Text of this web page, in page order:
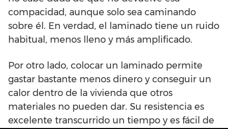
compacidad, aunque solo sea caminando
sobre él. En verdad, el laminado tiene un ruido
habitual, menos lleno y más amplificado.
Por otro lado, colocar un laminado permite
gastar bastante menos dinero y conseguir un
calor dentro de la vivienda que otros
materiales no pueden dar. Su resistencia es
excelente transcurrido un tiempo y es fácil de